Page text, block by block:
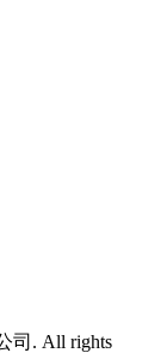
司. All rights